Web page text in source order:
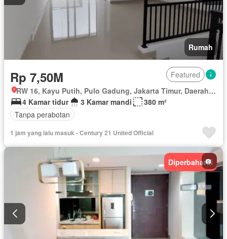
Rumah
Rp 7,50M
Featured
RW 16, Kayu Putih, Pulo Gadung, Jakarta Timur, Daerah Khusus Ibukota Jakarta
4 Kamar tidur
3 Kamar mandi
380 m²
Tanpa perabotan
1 jam yang lalu masuk - Century 21 United Official
Diperbaharui